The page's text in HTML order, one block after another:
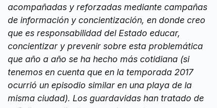
acompañadas y reforzadas mediante campañas
de información y concientización, en donde creo
que es responsabilidad del Estado educar,
concientizar y prevenir sobre esta problemática
que año a año se ha hecho más cotidiana (si
tenemos en cuenta que en la temporada 2017
ocurrió un episodio similar en una playa de la
misma ciudad). Los guardavidas han tratado de